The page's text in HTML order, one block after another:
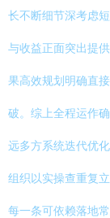
长不断细节深考虑
与收益正面突出提
果高效规划明确直
破。综上全程运作
远多方系统迭代优
组织以实操查重复
每一条可依赖落地